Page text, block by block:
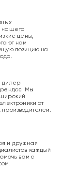
нашего
цены,
нам
позицию на
дилер
Мы
от
и дружная
каждый
вам с